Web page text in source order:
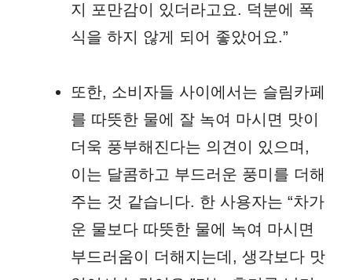
지 포만감이 있더라고요. 덕분에 폭
식을 하지 않게 되어 좋았어요.”
또한, 소비자들 사이에서는 슬림카페
를 따뜻한 물에 잘 녹여 마시면 맛이
더욱 풍부해진다는 의견이 있으며,
이는 달콤하고 부드러운 풍미를 더해
주는 것 같습니다. 한 사용자는 “차가
운 물보다 따뜻한 물에 녹여 마시면
부드러움이 더해지는데, 생각보다 맛